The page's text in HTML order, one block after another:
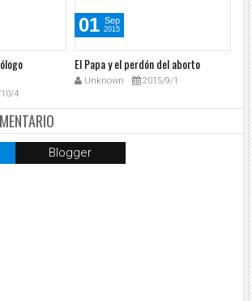
4
01 Sep
2015
El Papa y el perdón del aborto
Unknown 2015/9/1
Blogger